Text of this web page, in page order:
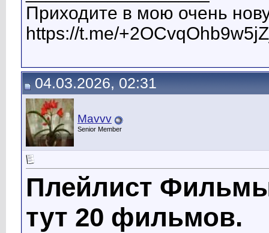
Приходите в мою очень
https://t.me/
04.03.2026, 02:31
Mavvv
Senior Member
Плейлист
тут 20 фильмов.